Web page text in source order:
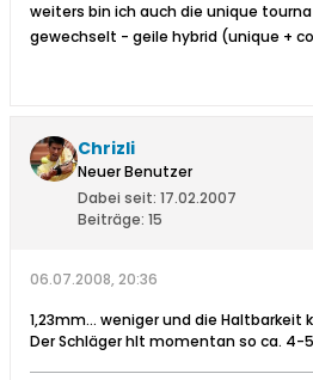
weiters bin ich auch die unique
gewechselt - geile hybrid (unique +
Chrizli
Neuer Benutzer
Dabei seit: 17.02.2007
Beiträge: 15
06.07.2008, 20:36
1,23mm... weniger und die Haltbarkeit
Der Schläger hlt momentan so ca. 4-